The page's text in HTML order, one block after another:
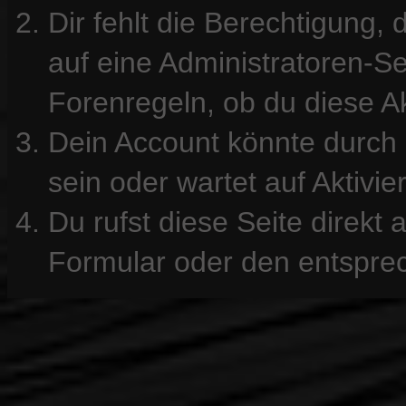
Dir fehlt die Berechtigung,
auf eine Administratoren-
Forenregeln, ob du diese
Dein Account könnte
sein oder wartet auf
Du rufst diese Seite direkt
Formular oder den